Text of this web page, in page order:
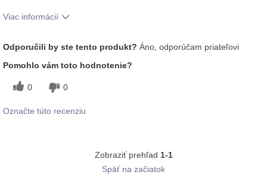
Viac informácií
Ako sa vám páči odtieň tohto prípravku?
Ako porovnávate tento prípravok s inými
značkami dekoratívnej kozmetiky, ktoré ste
Odporučili by ste tento produkt? Áno, odporúčam priateľovi
Pomohlo vám toto hodnotenie?
0 0
Označte túto recenziu
Zobraziť prehľad 1-1
Späť na začiatok